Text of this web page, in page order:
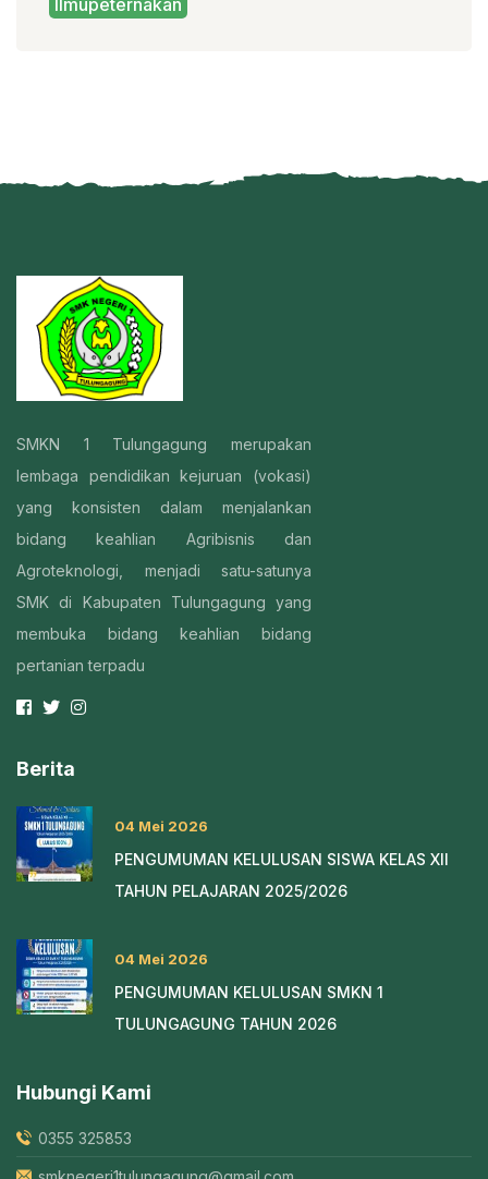
Ilmupeternakan
SMKN 1 Tulungagung merupakan
lembaga pendidikan kejuruan (vokasi)
yang konsisten dalam menjalankan
bidang keahlian Agribisnis dan
Agroteknologi, menjadi satu-satunya
SMK di Kabupaten Tulungagung yang
membuka bidang keahlian bidang
pertanian terpadu
Berita
04 Mei 2026
PENGUMUMAN KELULUSAN SISWA KELAS XII
TAHUN PELAJARAN 2025/2026
04 Mei 2026
PENGUMUMAN KELULUSAN SMKN 1
TULUNGAGUNG TAHUN 2026
Hubungi Kami
0355 325853